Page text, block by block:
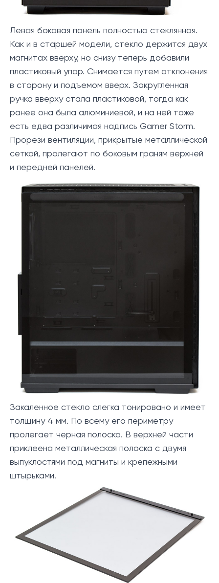
Левая боковая панель полностью стеклянная.
Как и в старшей модели, стекло держится двух
магнитах вверху, но снизу теперь добавили
пластиковый упор. Снимается путем отклонения
в сторону и подъемом вверх. Закругленная
ручка вверху стала пластиковой, тогда как
ранее она была алюминиевой, и на ней тоже
есть едва различимая надпись Gamer Storm.
Прорези вентиляции, прикрытые металлической
сеткой, пролегают по боковым граням верхней
и передней панелей.
Закаленное стекло слегка тонировано и имеет
толщину 4 мм. По всему его периметру
пролегает черная полоска. В верхней части
приклеена металлическая полоска с двумя
выпуклостями под магниты и крепежными
штырьками.